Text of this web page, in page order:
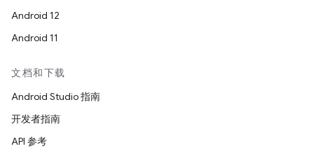
Android 12
Android 11
文档和下载
Android Studio 指南
开发者指南
API 参考